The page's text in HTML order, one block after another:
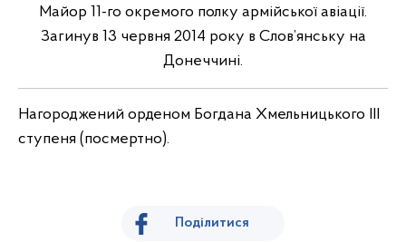
Mайор 11-го окремого полку армійської авіації.
Загинув 13 червня 2014 року в Слов’янську на
Донеччині.
Нагороджений орденом Богдана Хмельницького III
ступеня (посмертно).
Поділитися